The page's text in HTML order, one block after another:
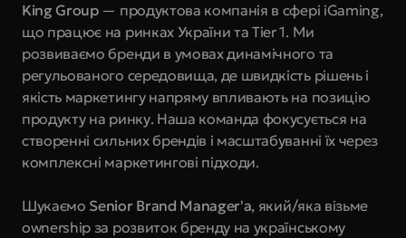
King Interns
Legal
Book a call
King Group — продуктова компанія в сфері iGaming,
що працює на ринках України та Tier 1. Ми
розвиваємо бренди в умовах динамічного та
регульованого середовища, де швидкість рішень і
якість маркетингу напряму впливають на позицію
продукту на ринку. Наша команда фокусується на
створенні сильних брендів і масштабуванні їх через
комплексні маркетингові підходи.
Шукаємо Senior Brand Manager'а, який/яка візьме
ownership за розвиток бренду на українському